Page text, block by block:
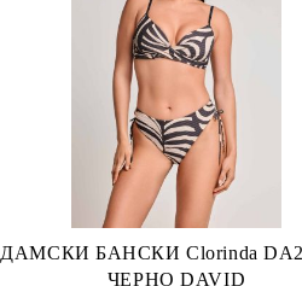
ДАМСКИ БАНСКИ Clorinda
ЧЕРНО DAVID